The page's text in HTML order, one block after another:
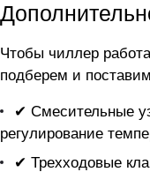
Чтобы чиллер
подберем и
✔ Смесительные
регулирование
✔ Трехходовые